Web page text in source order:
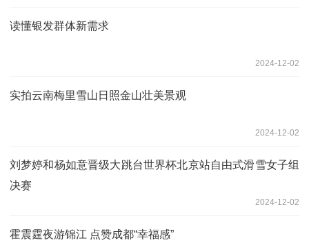
读懂银发群体新需求
2024-12-02
实拍云南梅里雪山日照金山壮美景观
2024-12-02
刘梦婷和杨如意晋级大跳台世界杯北京站自由式滑雪女子组
决赛
2024-12-02
霍震霆夜游锦江 点赞成都“幸福感”